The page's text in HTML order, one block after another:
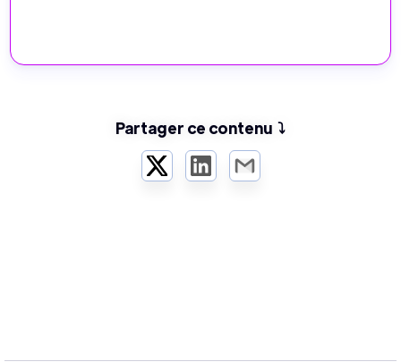
Partager ce contenu ⤵️
TwitterLinkedInEmail